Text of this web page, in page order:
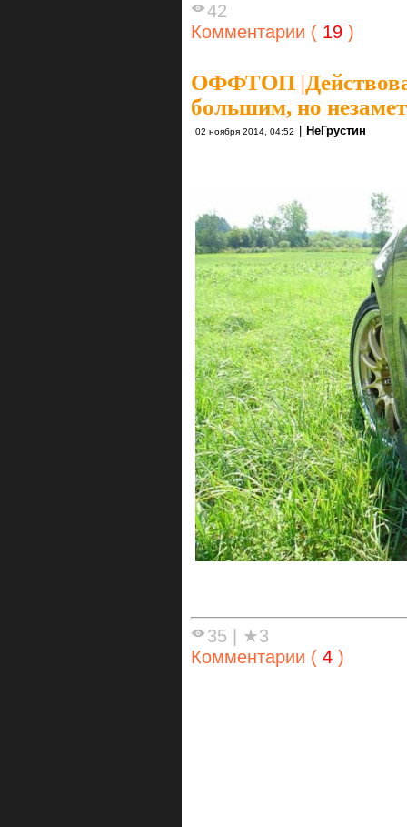
42
Комментарии ( 19 )
ОФФТОП |
большим, но
02 ноября 2014, 04:52 НеГрустин
35 | ★3
Комментарии ( 4 )